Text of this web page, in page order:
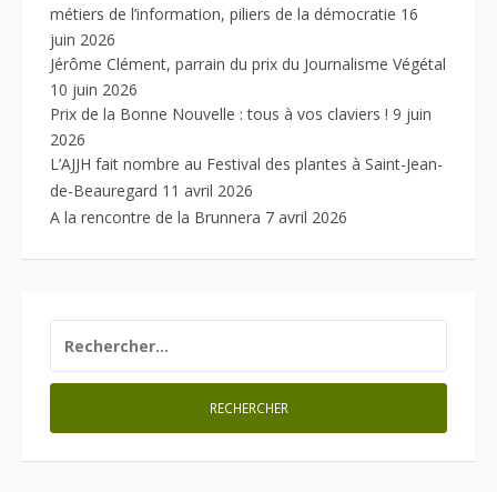
métiers de l’information, piliers de la démocratie 16
juin 2026
Jérôme Clément, parrain du prix du Journalisme Végétal
10 juin 2026
Prix de la Bonne Nouvelle : tous à vos claviers ! 9 juin
2026
L’AJJH fait nombre au Festival des plantes à Saint-Jean-
de-Beauregard 11 avril 2026
A la rencontre de la Brunnera 7 avril 2026